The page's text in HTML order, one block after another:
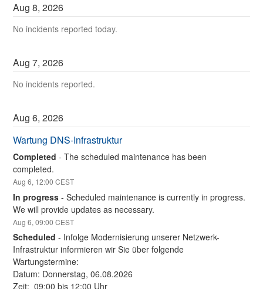
Aug8,2026
No incidents reported today.
Aug7,2026
No incidents reported.
Aug6,2026
Wartung DNS-Infrastruktur
Completed -The scheduled maintenance has been
completed.
Aug6, 12:00 CEST
In progress -Scheduled maintenance is currently in progress.
We will provide updates as necessary.
Aug6,09:00 CEST
Scheduled - Infolge Modernisierung unserer Netzwerk-
Infrastruktur informieren wir Sie über folgende
Wartungstermine:
Datum: Donnerstag, 06.08.2026
Zeit:  09:00 bis 12:00 Uhr